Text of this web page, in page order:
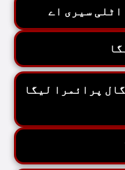
اٹلی سیری اے
پرائمرا لیگا